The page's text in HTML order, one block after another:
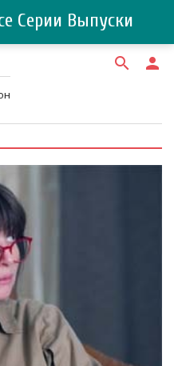
Серии Выпуски
search person